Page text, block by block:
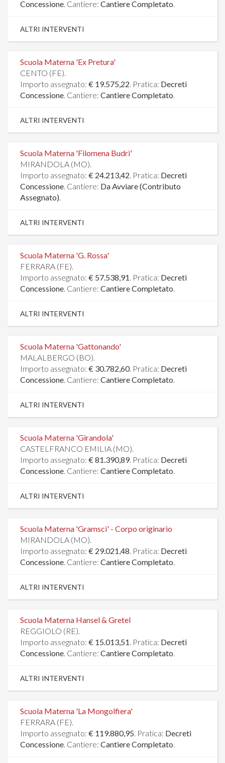
Concessione. Cantiere: Cantiere Completato.
ALTRI INTERVENTI
Scuola Materna 'Ex Pretura'
CENTO (FE).
Importo assegnato: € 19.575,22. Pratica: Decreti
Concessione. Cantiere: Cantiere Completato.
ALTRI INTERVENTI
Scuola Materna 'Filomena Budri'
MIRANDOLA (MO).
Importo assegnato: € 24.213,42. Pratica: Decreti
Concessione. Cantiere: Da Avviare (Contributo
Assegnato).
ALTRI INTERVENTI
Scuola Materna 'G. Rossa'
FERRARA (FE).
Importo assegnato: € 57.538,91. Pratica: Decreti
Concessione. Cantiere: Cantiere Completato.
ALTRI INTERVENTI
Scuola Materna 'Gattonando'
MALALBERGO (BO).
Importo assegnato: € 30.782,60. Pratica: Decreti
Concessione. Cantiere: Cantiere Completato.
ALTRI INTERVENTI
Scuola Materna 'Girandola'
CASTELFRANCO EMILIA (MO).
Importo assegnato: € 81.390,89. Pratica: Decreti
Concessione. Cantiere: Cantiere Completato.
ALTRI INTERVENTI
Scuola Materna 'Gramsci' - Corpo originario
MIRANDOLA (MO).
Importo assegnato: € 29.021,48. Pratica: Decreti
Concessione. Cantiere: Cantiere Completato.
ALTRI INTERVENTI
Scuola Materna Hansel & Gretel
REGGIOLO (RE).
Importo assegnato: € 15.013,51. Pratica: Decreti
Concessione. Cantiere: Cantiere Completato.
ALTRI INTERVENTI
Scuola Materna 'La Mongolfiera'
FERRARA (FE).
Importo assegnato: € 119.880,95. Pratica: Decreti
Concessione. Cantiere: Cantiere Completato.